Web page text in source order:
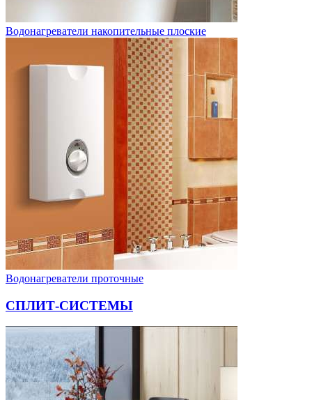
Водонагреватели накопительные плоские
Водонагреватели проточные
СПЛИТ-СИСТЕМЫ